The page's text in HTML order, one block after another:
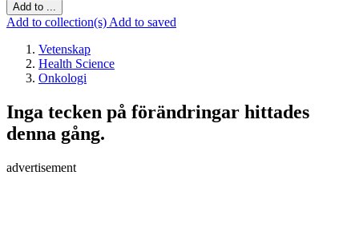
Add to ...
Add to collection(s) Add to saved
Vetenskap
Health Science
Onkologi
Inga tecken på förändringar hittades
denna gång.
advertisement